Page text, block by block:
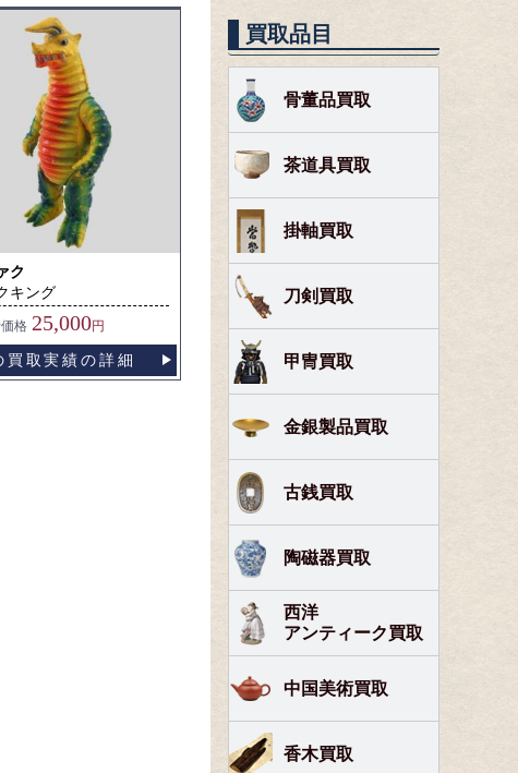
ク
キング
格 25,000円
買取実績の詳細
買取品目
骨董品買取
茶道具買取
掛軸買取
刀剣買取
甲冑買取
金銀製品買取
古銭買取
陶磁器買取
西洋
アンティーク買取
中国美術買取
香木買取